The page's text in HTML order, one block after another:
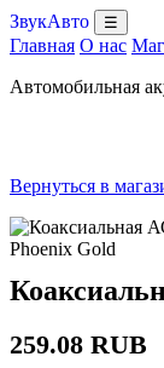
ЗвукАвто ☰
Главная О нас
Автомобильная
Вернуться в
Phoenix Gold
259.08 RUB